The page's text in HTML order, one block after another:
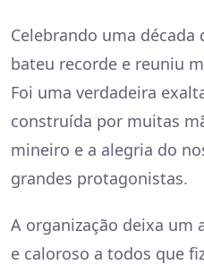
Celebrando uma
bateu recorde e reuniu
Foi uma verdadeira
construída por muitas
mineiro e a alegria do
grandes protagonistas.
A organização deixa um
e caloroso a todos que